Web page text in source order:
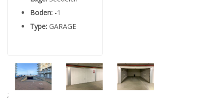
Boden: -1
Type: GARAGE
;